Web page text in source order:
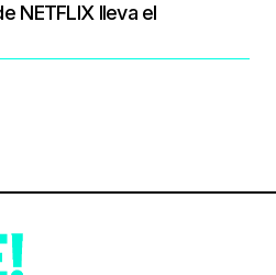
NETFLIX lleva el